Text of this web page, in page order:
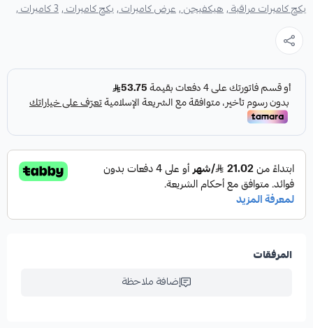
بكج كاميرات مراقبة ,هيكفيجن ,عرض كاميرات ,بكج كاميرات ,3 كاميرات ,
المرفقات
إضافة ملاحظة